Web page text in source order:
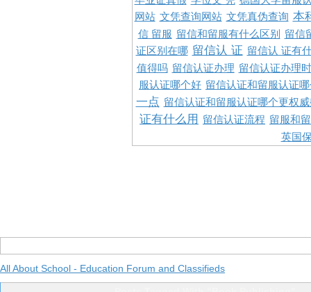
网站 文凭查询网站 文凭真伪查询 本
信 留服 留信和留服有什么区别
留信
证区别在哪 留信认 证 留信认 证有
值得吗 留信认证办理 留信认证办理
服认证哪个好 留信认证和留服认证
一点 留信认证和留服认证哪个更权
证有什么用 留信认证流程 留服和
英国
All About School - Education Forum and Classifieds